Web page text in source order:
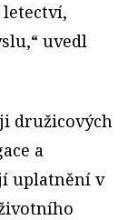
uvedl
družicových
a
uplatnění v